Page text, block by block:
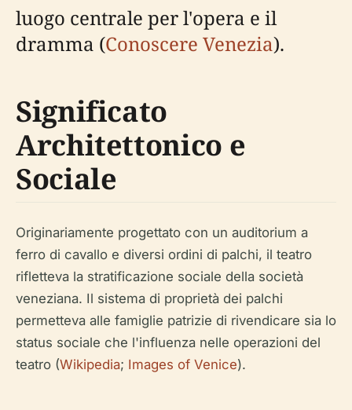
luogo centrale per l'opera e il
dramma (Conoscere Venezia).
Significato
Architettonico e
Sociale
Originariamente progettato con un auditorium a
ferro di cavallo e diversi ordini di palchi, il teatro
rifletteva la stratificazione sociale della società
veneziana. Il sistema di proprietà dei palchi
permetteva alle famiglie patrizie di rivendicare sia lo
status sociale che l'influenza nelle operazioni del
teatro (Wikipedia; Images of Venice).